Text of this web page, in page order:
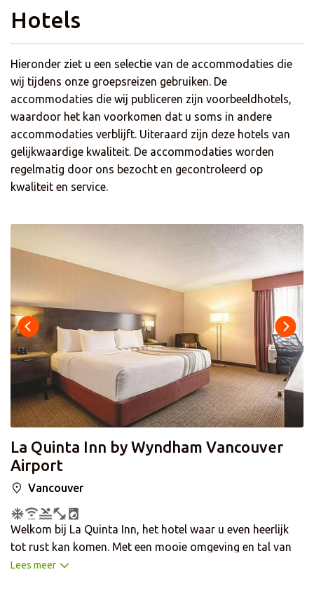
Hotels
Hieronder ziet u een selectie van de accommodaties die
wij tijdens onze groepsreizen gebruiken. De
accommodaties die wij publiceren zijn voorbeeldhotels,
waardoor het kan voorkomen dat u soms in andere
accommodaties verblijft. Uiteraard zijn deze hotels van
gelijkwaardige kwaliteit. De accommodaties worden
regelmatig door ons bezocht en gecontroleerd op
kwaliteit en service.
La Quinta Inn by Wyndham Vancouver
Airport
Vancouver
Welkom bij La Quinta Inn, het hotel waar u even heerlijk
tot rust kan komen. Met een mooie omgeving en tal van
restaurants en attracties in de buurt is dit hotel de ideale
Lees meer